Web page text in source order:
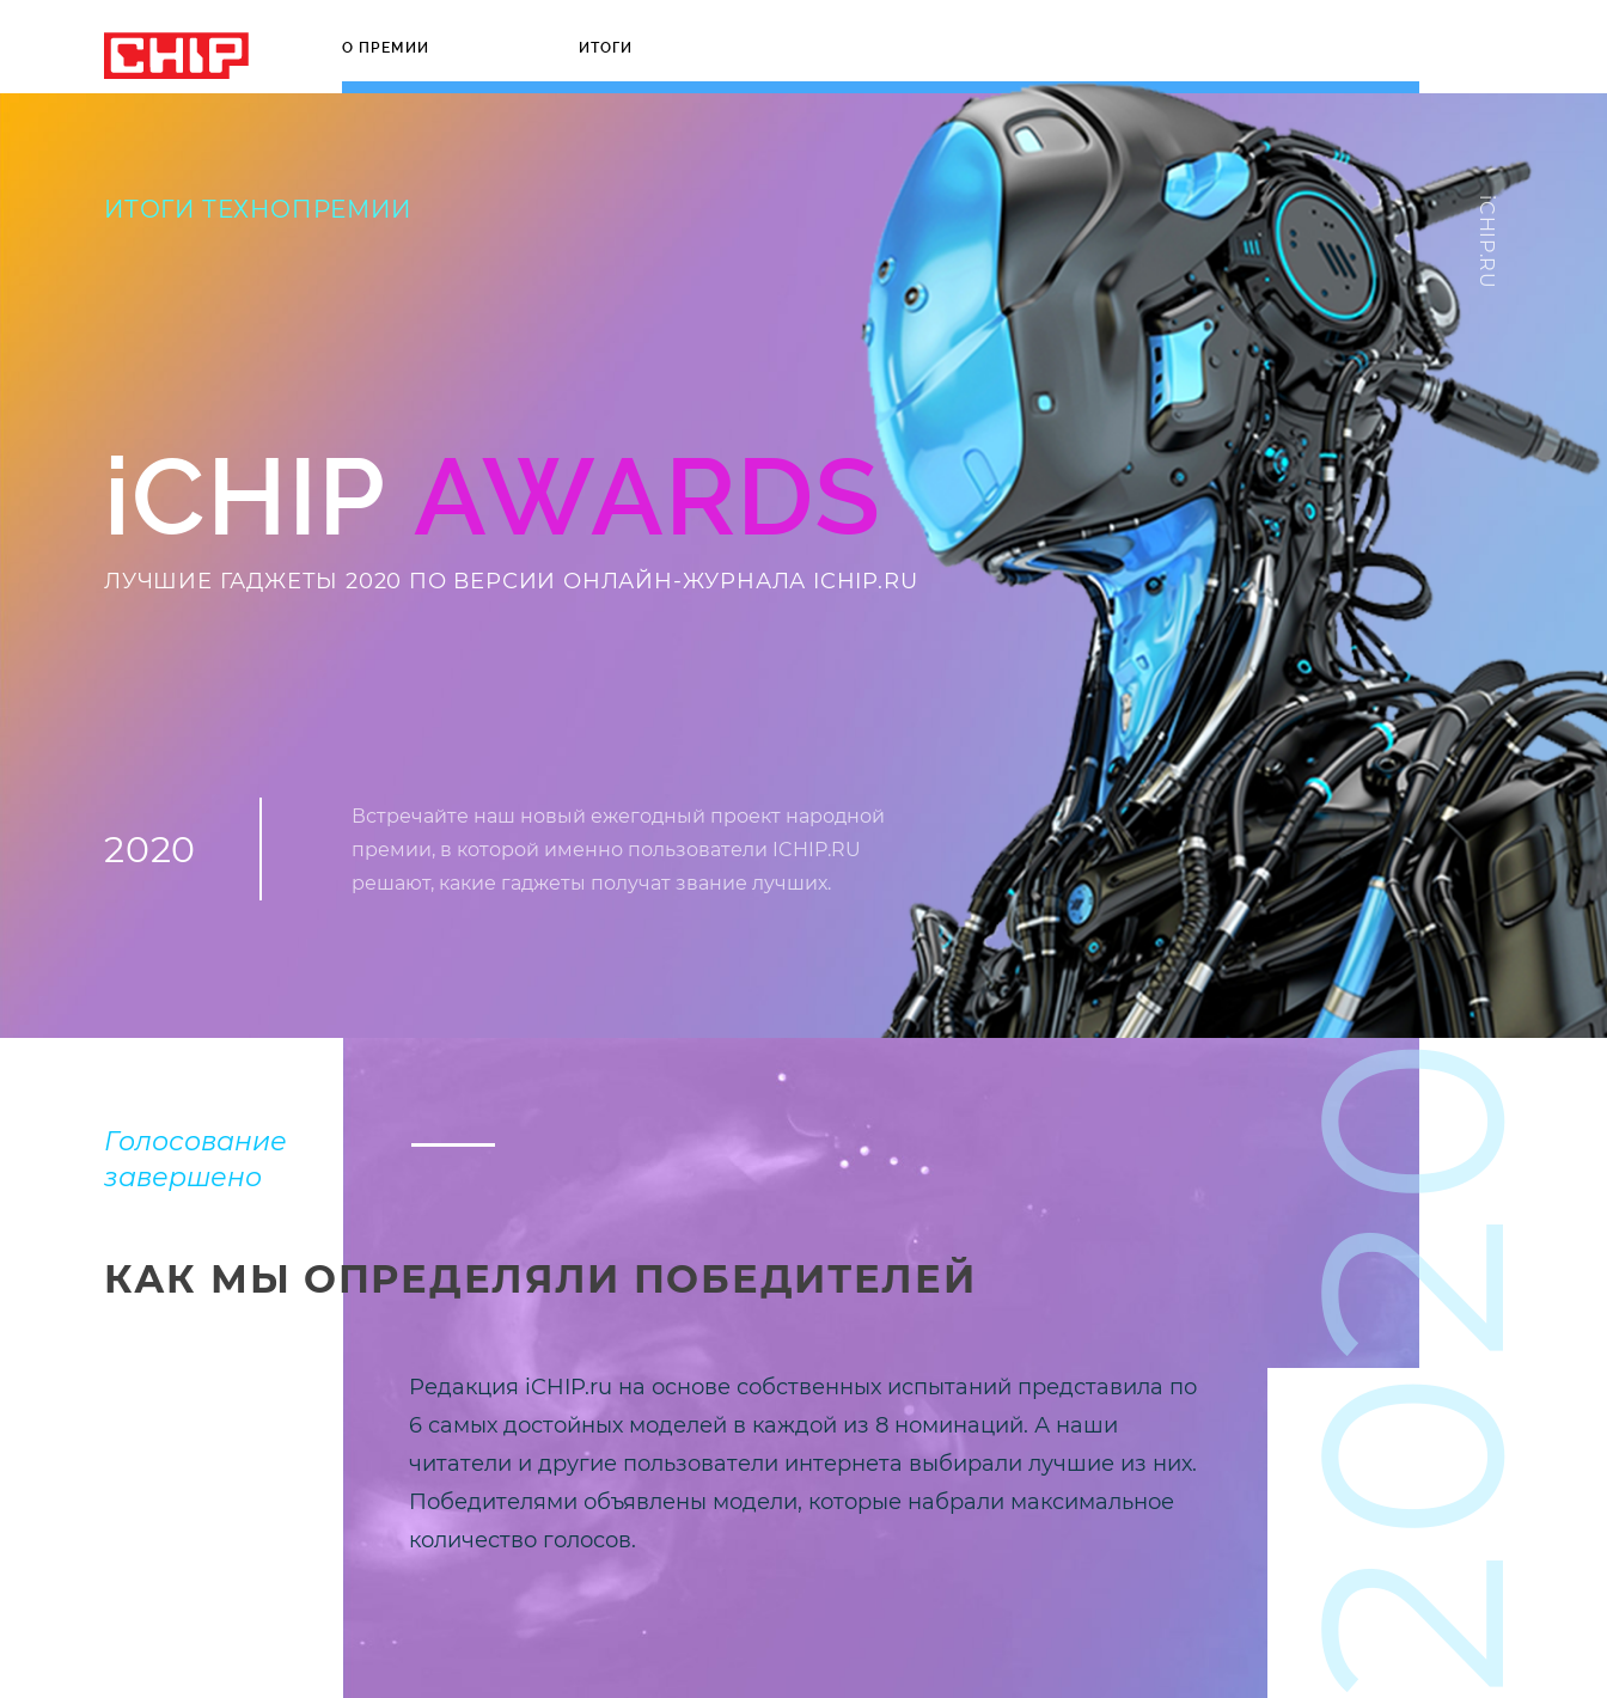
О ПРЕМИИ ИТОГИ
iCHIP.RU
ИТОГИ ТЕХНОПРЕМИИ
iCHIP AWARDS
ЛУЧШИЕ ГАДЖЕТЫ 2020 ПО ВЕРСИИ ОНЛАЙН-ЖУРНАЛА ICHIP.RU
2020
Встречайте наш новый ежегодный проект народной
премии, в которой именно пользователи ICHIP.RU
решают, какие гаджеты получат звание лучших.
2020
Голосование
завершено
КАК МЫ ОПРЕДЕЛЯЛИ ПОБЕДИТЕЛЕЙ
Редакция iCHIP.ru на основе собственных испытаний представила по
6 самых достойных моделей в каждой из 8 номинаций. А наши
читатели и другие пользователи интернета выбирали лучшие из них.
Победителями объявлены модели, которые набрали максимальное
количество голосов.